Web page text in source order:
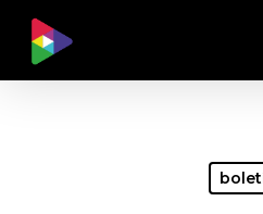
main